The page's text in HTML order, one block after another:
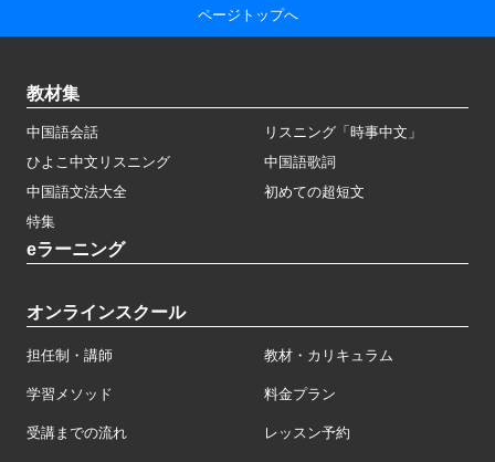
ページトップへ
教材集
中国語会話
リスニング「時事中文」
ひよこ中文リスニング
中国語歌詞
中国語文法大全
初めての超短文
特集
eラーニング
オンラインスクール
担任制・講師 教材・カリキュラム
学習メソッド 料金プラン
受講までの流れ レッスン予約